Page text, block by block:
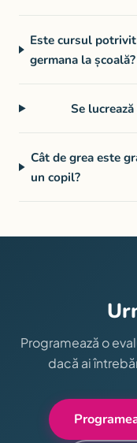
Este cursul
germana la școală?
Se
Cât de grea este
un copil?
Programează o
dacă ai